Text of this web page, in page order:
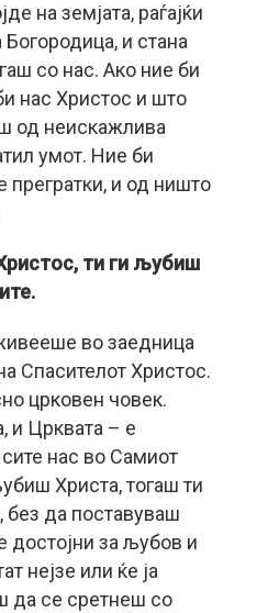
на земјата, раѓајќи
и стана
со нас. Ако ние би
нас Христос и што
од неискажлива
умот. Ние би
прегратки, и од ништо
ти ги љубиш
во заедница
Спасителот Христос.
црковен човек.
и Црквата – е
нас во Самиот
Христа, тогаш ти
без да поставуваш
достојни за љубов и
нејзе или ќе ја
да се сретнеш со